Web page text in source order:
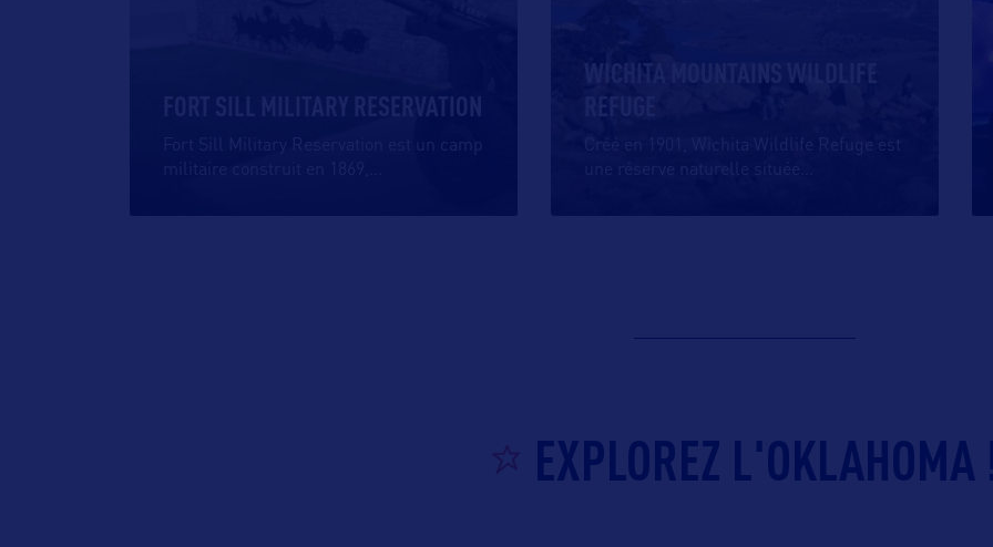
FORT SILL MILITARY RESERVATION
Fort Sill Military Reservation est un camp
militaire construit en 1869,
WICHITA MOUNTAINS WILDLIFE
REFUGE
Créé en 1901, Wichita Wildlife Refuge est
EXPLOREZ L'OKLAHOMA